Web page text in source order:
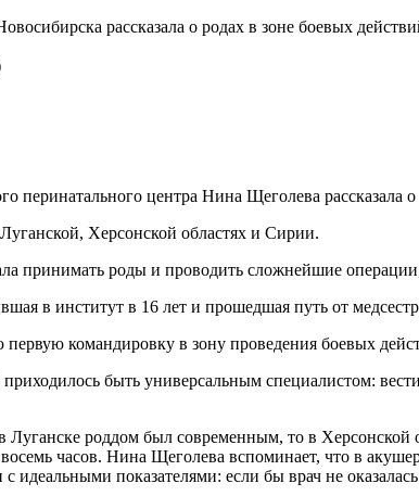
рассказала о родах в зоне боевых
перинатального центра Нина Щеголева рассказала
Херсонской областях и Сирии.
принимать роды и проводить сложнейшие
в институт в 16 лет и прошедшая путь от
командировку в зону проведения боевых
быть универсальным специалистом:
роддом был современным, то в Херсонской
часов. Нина Щеголева вспоминает, что в
показателями: если бы врач не